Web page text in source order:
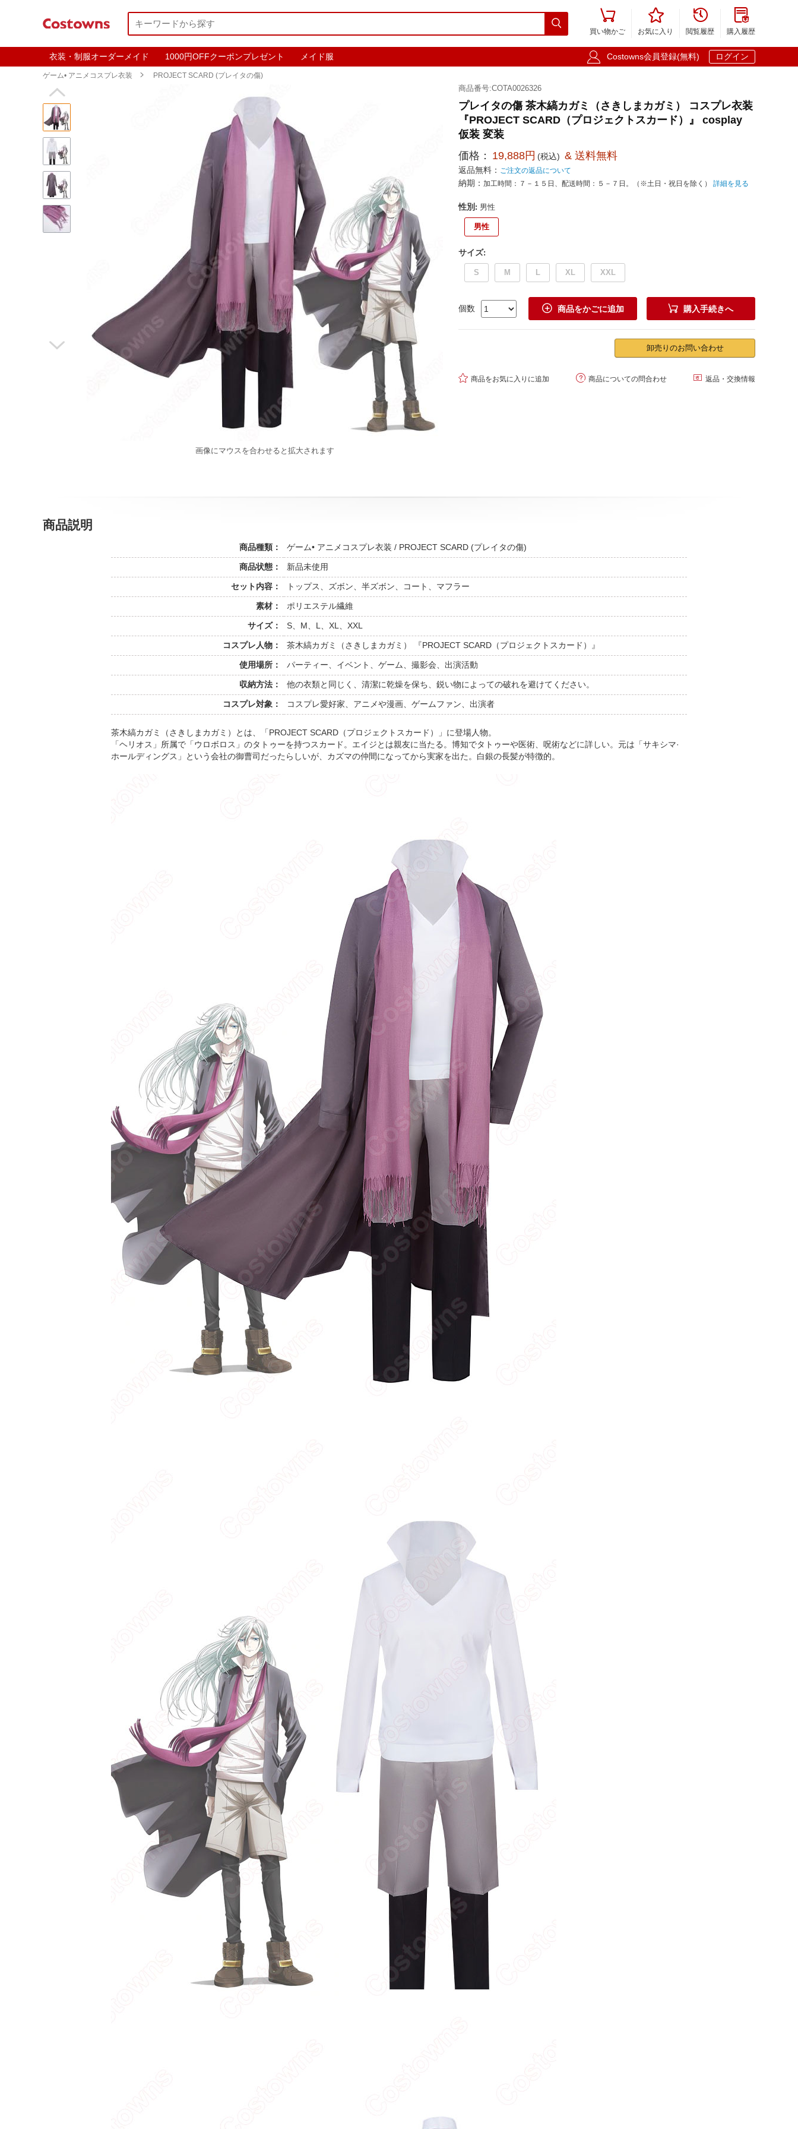


買い物かご

お気に入り

閲覧履歴

購入履歴
衣装・制服オーダーメイド 1000円OFFクーポンプレゼント メイド服  Costowns会員登録(無料) ログイン
ゲーム• アニメコスプレ衣装  PROJECT SCARD (プレイタの傷)


画像にマウスを合わせると拡大されます
商品番号:COTA0026326
プレイタの傷 茶木縞カガミ（さきしまカガミ） コスプレ衣装
『PROJECT SCARD（プロジェクトスカード）』 cosplay
仮装 変装
価格： 19,888円 (税込) & 送料無料
返品無料： ご注文の返品について
納期： 加工時間：７－１５日、配送時間：５－７日。（※土日・祝日を除く） 詳細を見る
性別 : 男性
男性
サイズ:
S M L XL XXL
個数  商品をかごに追加  購入手続きへ
卸売りのお問い合わせ
 商品をお気に入りに追加  商品についての問合わせ  返品・交換情報
商品説明
商品種類： ゲーム• アニメコスプレ衣装 / PROJECT SCARD (プレイタの傷)
商品状態： 新品未使用
セット内容： トップス、ズボン、半ズボン、コート、マフラー
素材： ポリエステル繊維
サイズ： S、M、L、XL、XXL
コスプレ人物： 茶木縞カガミ（さきしまカガミ） 『PROJECT SCARD（プロジェクトスカード）』
使用場所： パーティー、イベント、ゲーム、撮影会、出演活動
収納方法： 他の衣類と同じく、清潔に乾燥を保ち、鋭い物によっての破れを避けてください。
コスプレ対象： コスプレ愛好家、アニメや漫画、ゲームファン、出演者
茶木縞カガミ（さきしまカガミ）とは、「PROJECT SCARD（プロジェクトスカード）」に登場人物。
「ヘリオス」所属で「ウロボロス」のタトゥーを持つスカード。エイジとは親友に当たる。博知でタトゥーや医術、呪術などに詳しい。元は「サキシマ·
ホールディングス」という会社の御曹司だったらしいが、カズマの仲間になってから実家を出た。白銀の長髪が特徴的。